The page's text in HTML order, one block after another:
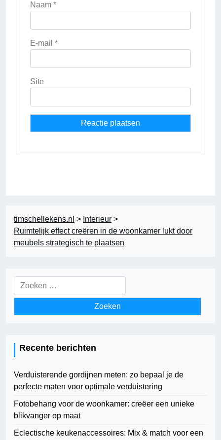
Naam *
E-mail *
Site
timschellekens.nl > Interieur >
Ruimtelijk effect creëren in de woonkamer lukt door
meubels strategisch te plaatsen
Zoeken
naar:
Recente berichten
Verduisterende gordijnen meten: zo bepaal je de
perfecte maten voor optimale verduistering
Fotobehang voor de woonkamer: creëer een unieke
blikvanger op maat
Eclectische keukenaccessoires: Mix & match voor een